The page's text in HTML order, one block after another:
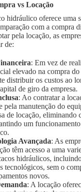
vs Locação
hidráulico oferece uma
com a compra
pela locação, as
de:
: Em vez de
elevado na compra do
distribuir os custos ao
de giro da empresa.
: Ao contratar a
pela manutenção do
de locação, eliminando
um
Avançada: As
têm acesso a uma
hidráulicos,
tecnológicos, sem o
novos.
: A locação